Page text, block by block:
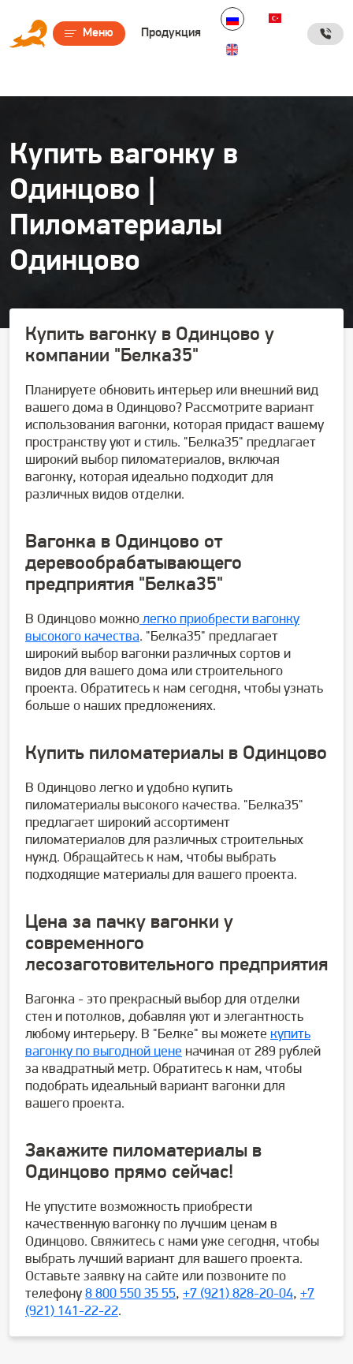
Меню Продукция
Купить вагонку в
Одинцово |
Пиломатериалы
Одинцово
Купить вагонку в Одинцово у
компании "Белка35"
Планируете обновить интерьер или внешний вид
вашего дома в Одинцово? Рассмотрите вариант
использования вагонки, которая придаст вашему
пространству уют и стиль. "Белка35" предлагает
широкий выбор пиломатериалов, включая
вагонку, которая идеально подходит для
различных видов отделки.
Вагонка в Одинцово от
деревообрабатывающего
предприятия "Белка35"
В Одинцово можно легко приобрести вагонку
высокого качества. "Белка35" предлагает
широкий выбор вагонки различных сортов и
видов для вашего дома или строительного
проекта. Обратитесь к нам сегодня, чтобы узнать
больше о наших предложениях.
Купить пиломатериалы в Одинцово
В Одинцово легко и удобно купить
пиломатериалы высокого качества. "Белка35"
предлагает широкий ассортимент
пиломатериалов для различных строительных
нужд. Обращайтесь к нам, чтобы выбрать
подходящие материалы для вашего проекта.
Цена за пачку вагонки у
современного
лесозаготовительного предприятия
Вагонка - это прекрасный выбор для отделки
стен и потолков, добавляя уют и элегантность
любому интерьеру. В "Белке" вы можете купить
вагонку по выгодной цене начиная от 289 рублей
за квадратный метр. Обратитесь к нам, чтобы
подобрать идеальный вариант вагонки для
вашего проекта.
Закажите пиломатериалы в
Одинцово прямо сейчас!
Не упустите возможность приобрести
качественную вагонку по лучшим ценам в
Одинцово. Свяжитесь с нами уже сегодня, чтобы
выбрать лучший вариант для вашего проекта.
Оставьте заявку на сайте или позвоните по
телефону 8 800 550 35 55, +7 (921) 828-20-04, +7
(921) 141-22-22.